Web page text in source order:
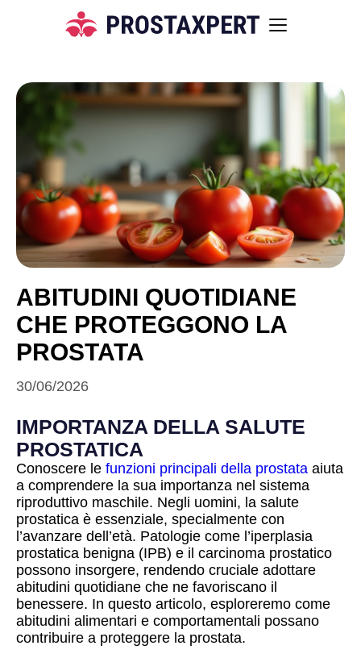
ABITUDINI QUOTIDIANE
CHE PROTEGGONO LA
PROSTATA
30/06/2026
IMPORTANZA DELLA SALUTE
PROSTATICA
Conoscere le funzioni principali della prostata aiuta
a comprendere la sua importanza nel sistema
riproduttivo maschile. Negli uomini, la salute
prostatica è essenziale, specialmente con
l’avanzare dell’età. Patologie come l’iperplasia
prostatica benigna (IPB) e il carcinoma prostatico
possono insorgere, rendendo cruciale adottare
abitudini quotidiane che ne favoriscano il
benessere. In questo articolo, esploreremo come
abitudini alimentari e comportamentali possano
contribuire a proteggere la prostata.